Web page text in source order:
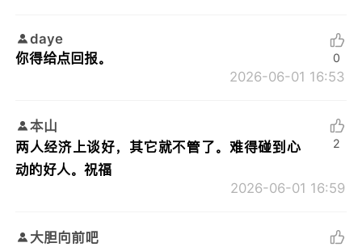
daye
你得给点回报。
2026-06-01 16:53
0
本山
两人经济上谈好，其它就不管了。难得碰到心
动的好人。祝福
2026-06-01 16:59
2
大胆向前吧